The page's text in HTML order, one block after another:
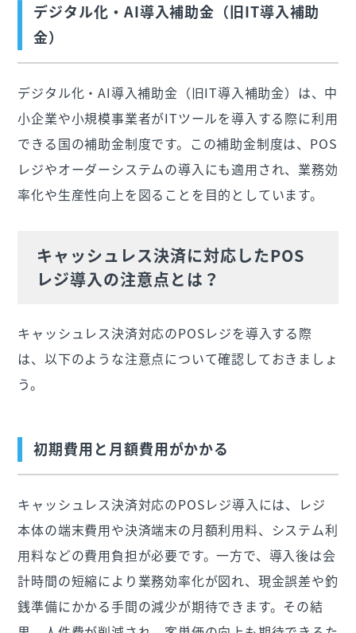
デジタル化・AI導入補助金（旧IT導入補助
金）
デジタル化・AI導入補助金（旧IT導入補助金）は、中
小企業や小規模事業者がITツールを導入する際に利用
できる国の補助金制度です。この補助金制度は、POS
レジやオーダーシステムの導入にも適用され、業務効
率化や生産性向上を図ることを目的としています。
キャッシュレス決済に対応したPOS
レジ導入の注意点とは？
キャッシュレス決済対応のPOSレジを導入する際
は、以下のような注意点について確認しておきましょ
う。
初期費用と月額費用がかかる
キャッシュレス決済対応のPOSレジ導入には、レジ
本体の端末費用や決済端末の月額利用料、システム利
用料などの費用負担が必要です。一方で、導入後は会
計時間の短縮により業務効率化が図れ、現金誤差や釣
銭準備にかかる手間の減少が期待できます。その結